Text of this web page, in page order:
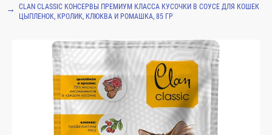
CLAN CLASSIC КОНСЕРВЫ ПРЕМИУМ КЛАССА КУСОЧКИ В СОУСЕ ДЛЯ КОШЕК
ЦЫПЛЕНОК, КРОЛИК, КЛЮКВА И РОМАШКА, 85 ГР